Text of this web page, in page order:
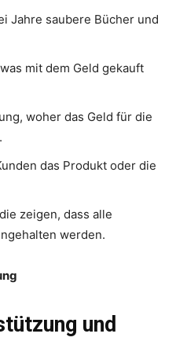
Jahre saubere Bücher und
mit dem Geld gekauft
woher das Geld für die
das Produkt oder die
zeigen, dass alle
werden.
und